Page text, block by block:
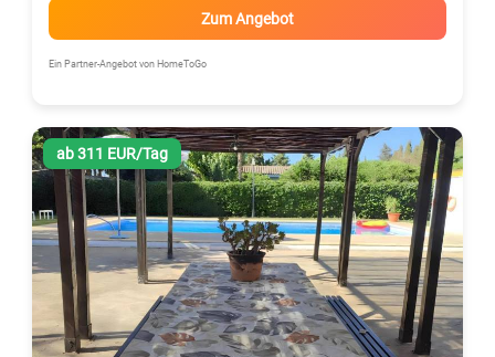
Zum Angebot
Ein Partner-Angebot von HomeToGo
ab 311 EUR/Tag